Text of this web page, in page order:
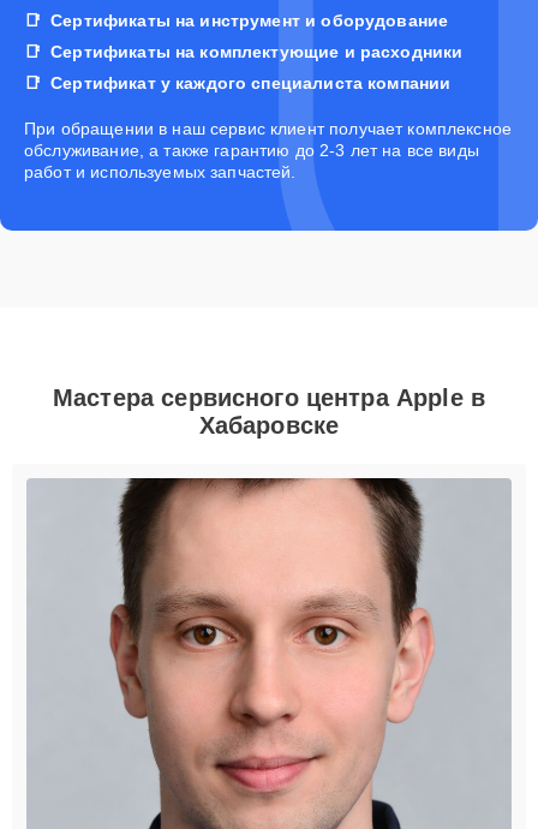
Сертификаты на инструмент и оборудование
Сертификаты на комплектующие и расходники
Сертификат у каждого специалиста компании
При обращении в наш сервис клиент получает комплексное
обслуживание, а также гарантию до 2-3 лет на все виды
работ и используемых запчастей.
Мастера сервисного центра Apple в
Хабаровске